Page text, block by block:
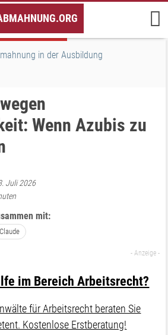
in der Ausbildung
Wenn Azubis zu
Juli 2026
mit:
Claude
im Bereich Arbeitsrecht?
für Arbeitsrecht beraten Sie
Kostenlose Erstberatung!